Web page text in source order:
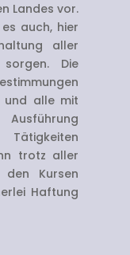
Landes vor.
auch, hier
aller
Die
und alle mit
trotz aller
den Kursen
Haftung